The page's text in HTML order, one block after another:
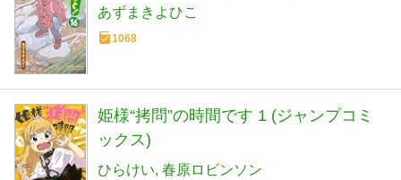
あずまきよひこ
1068
姫様“拷問”の時間です 1 (ジャンプコミ
ックス)
ひらけい 春原ロビンソン